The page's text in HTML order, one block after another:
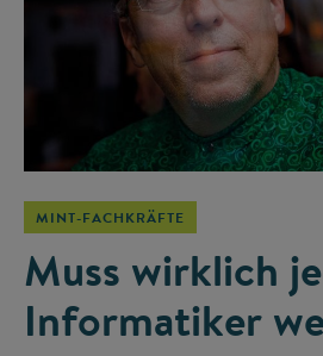
MINT-FACHKRÄFTE
Muss wirklich
Informatiker